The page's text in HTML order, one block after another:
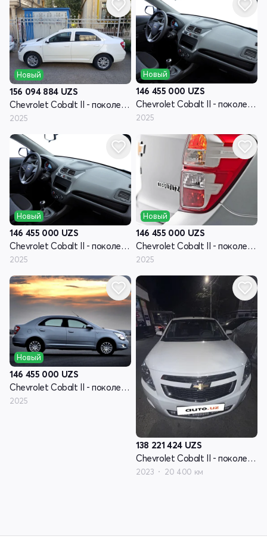
Новый
156 094 884 UZS
Chevrolet Cobalt II - поколение рестайлинг
2025
Новый
146 455 000 UZS
Chevrolet Cobalt II - поколение рестайлинг
2025
Новый
146 455 000 UZS
Chevrolet Cobalt II - поколение рестайлинг
2025
Новый
146 455 000 UZS
Chevrolet Cobalt II - поколение рестайлинг
2025
Новый
146 455 000 UZS
Chevrolet Cobalt II - поколение рестайлинг
2025
138 221 424 UZS
Chevrolet Cobalt II - поколение рестайлинг
2023 20 400 км